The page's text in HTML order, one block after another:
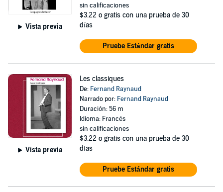
Vista previa
sin calificaciones
$3.22 o gratis con una prueba de 30
días
Pruebe Estándar gratis
Vista previa
Les classiques
De: Fernand Raynaud
Narrado por: Fernand Raynaud
Duración: 56 m
Idioma: Francés
sin calificaciones
$3.22 o gratis con una prueba de 30
días
Pruebe Estándar gratis